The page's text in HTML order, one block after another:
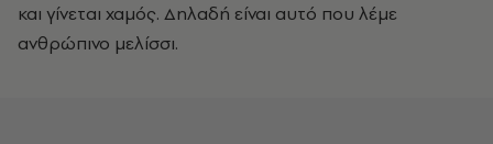
και γίνεται χαμός. Δηλαδή είναι αυτό που λέμε
ανθρώπινο μελίσσι.